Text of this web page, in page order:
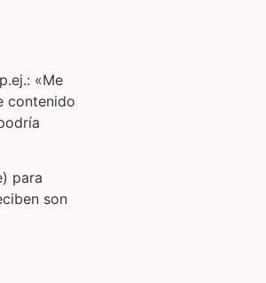
«Me
contenido
para
son